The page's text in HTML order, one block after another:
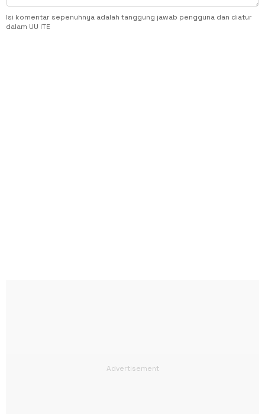
Isi komentar sepenuhnya adalah tanggung jawab pengguna dan diatur
dalam UU ITE